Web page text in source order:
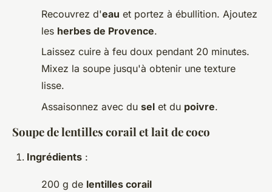
Recouvrez d'eau et portez à ébullition. Ajoutez
les herbes de Provence.
Laissez cuire à feu doux pendant 20 minutes.
Mixez la soupe jusqu'à obtenir une texture
lisse.
Assaisonnez avec du sel et du poivre.
Soupe de lentilles corail et lait de coco
Ingrédients :
200 g de lentilles corail